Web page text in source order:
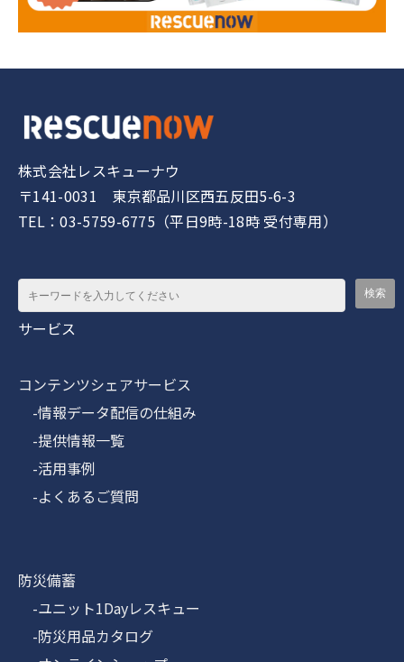
株式会社レスキューナウ
〒141-0031 東京都品川区西五反田5-6-3
TEL：03-5759-6775（平日9時-18時 受付専用）
サービス
コンテンツシェアサービス
-情報データ配信の仕組み
-提供情報一覧
-活用事例
-よくあるご質問
防災備蓄
-ユニット1Dayレスキュー
-防災用品カタログ